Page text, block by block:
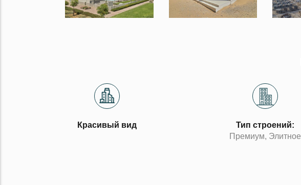
Красивый вид
Тип строений:
Премиум, Элитное